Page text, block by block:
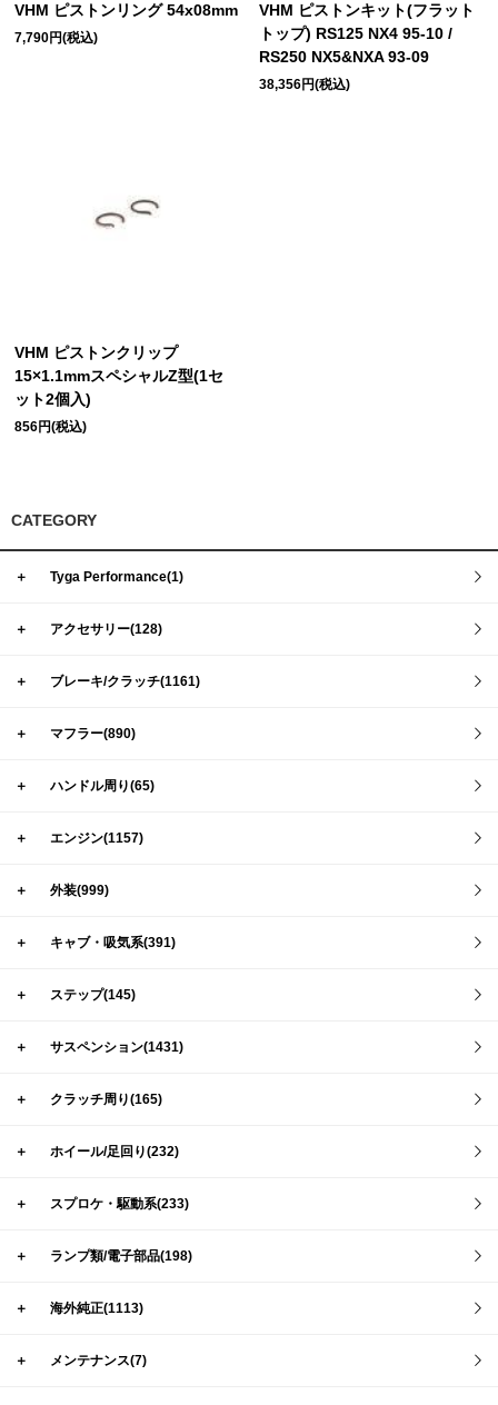
VHM ピストンリング 54x08mm
7,790円(税込)
VHM ピストンキット(フラット
トップ) RS125 NX4 95-10 /
RS250 NX5&NXA 93-09
38,356円(税込)
VHM ピストンクリップ
15×1.1mmスペシャルZ型(1セ
ット2個入)
856円(税込)
CATEGORY
＋ Tyga Performance(1)
＋ アクセサリー(128)
＋ ブレーキ/クラッチ(1161)
＋ マフラー(890)
＋ ハンドル周り(65)
＋ エンジン(1157)
＋ 外装(999)
＋ キャブ・吸気系(391)
＋ ステップ(145)
＋ サスペンション(1431)
＋ クラッチ周り(165)
＋ ホイール/足回り(232)
＋ スプロケ・駆動系(233)
＋ ランプ類/電子部品(198)
＋ 海外純正(1113)
＋ メンテナンス(7)